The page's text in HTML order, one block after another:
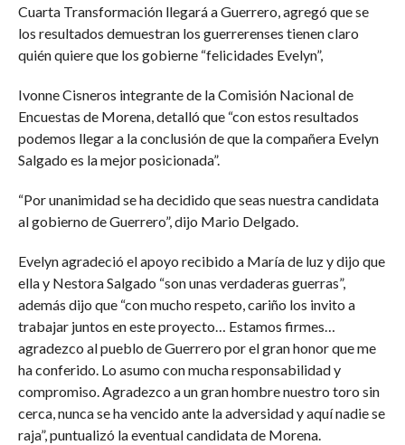
Cuarta Transformación llegará a Guerrero, agregó que se
los resultados demuestran los guerrerenses tienen claro
quién quiere que los gobierne “felicidades Evelyn”,
Ivonne Cisneros integrante de la Comisión Nacional de
Encuestas de Morena, detalló que “con estos resultados
podemos llegar a la conclusión de que la compañera Evelyn
Salgado es la mejor posicionada”.
“Por unanimidad se ha decidido que seas nuestra candidata
al gobierno de Guerrero”, dijo Mario Delgado.
Evelyn agradeció el apoyo recibido a María de luz y dijo que
ella y Nestora Salgado “son unas verdaderas guerras”,
además dijo que “con mucho respeto, cariño los invito a
trabajar juntos en este proyecto… Estamos firmes…
agradezco al pueblo de Guerrero por el gran honor que me
ha conferido. Lo asumo con mucha responsabilidad y
compromiso. Agradezco a un gran hombre nuestro toro sin
cerca, nunca se ha vencido ante la adversidad y aquí nadie se
raja”, puntualizó la eventual candidata de Morena.